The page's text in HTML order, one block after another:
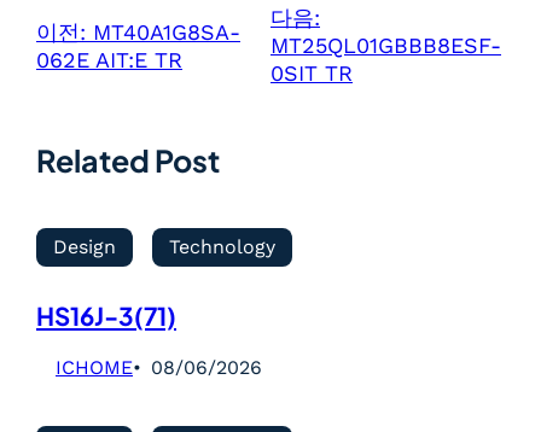
이전: MT40A1G8SA-
062E AIT:E TR
다음:
MT25QL01GBBB8ESF-
0SIT TR
Related Post
Design Technology
HS16J-3(71)
ICHOME 08/06/2026